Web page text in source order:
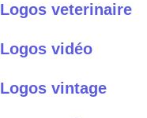
Logos veterinaire
Logos vidéo
Logos vintage